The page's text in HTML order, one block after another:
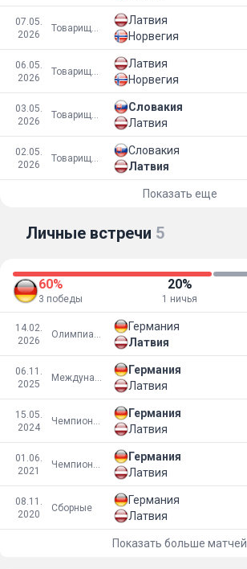
07.05.
2026
Товарищеские матчи
Латвия
Норвегия
06.05.
2026
Товарищеские матчи
Латвия
Норвегия
03.05.
2026
Товарищеские матчи
Словакия
Латвия
02.05.
2026
Товарищеские матчи
Словакия
Латвия
Показать еще
Личные встречи 5
60%
3 победы
20%
1 ничья
14.02.
2026
Олимпиада
Германия
Латвия
06.11.
2025
Международные турниры
Германия
Латвия
15.05.
2024
Чемпионат мира 2024
Германия
Латвия
01.06.
2021
Чемпионат мира 2021
Германия
Латвия
08.11.
2020
Сборные
Германия
Латвия
Показать больше матчей